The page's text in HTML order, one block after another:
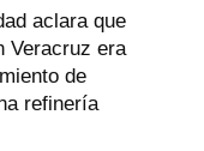
aclara que
Veracruz era
de
refinería